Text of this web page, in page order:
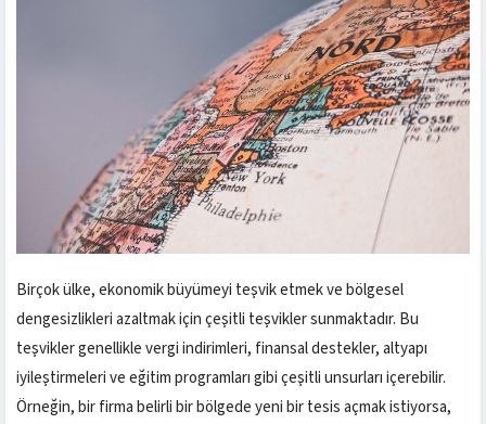
Birçok ülke, ekonomik büyümeyi teşvik etmek ve bölgesel
dengesizlikleri azaltmak için çeşitli teşvikler sunmaktadır. Bu
teşvikler genellikle vergi indirimleri, finansal destekler, altyapı
iyileştirmeleri ve eğitim programları gibi çeşitli unsurları içerebilir.
Örneğin, bir firma belirli bir bölgede yeni bir tesis açmak istiyorsa,